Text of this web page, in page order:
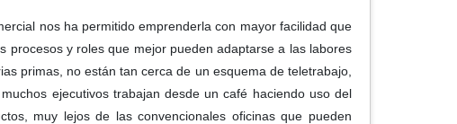
nos ha permitido emprenderla con mayor facilidad que
y roles que mejor pueden adaptarse a las labores
primas, no están tan cerca de un esquema de teletrabajo,
ejecutivos trabajan desde un café haciendo uso del
muy lejos de las convencionales oficinas que pueden